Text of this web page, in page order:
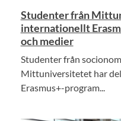
Studenter från
internationellt
och medier
Studenter från
Mittuniversitetet har
Erasmus+-program...